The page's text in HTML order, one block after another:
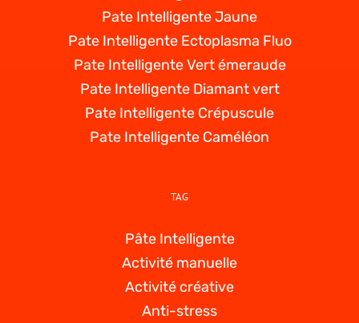
Pate Intelligente Jaune
Pate Intelligente Ectoplasma Fluo
Pate Intelligente Vert émeraude
Pate Intelligente Diamant vert
Pate Intelligente Crépuscule
Pate Intelligente Caméléon
TAG
Pâte Intelligente
Activité manuelle
Activité créative
Anti-stress